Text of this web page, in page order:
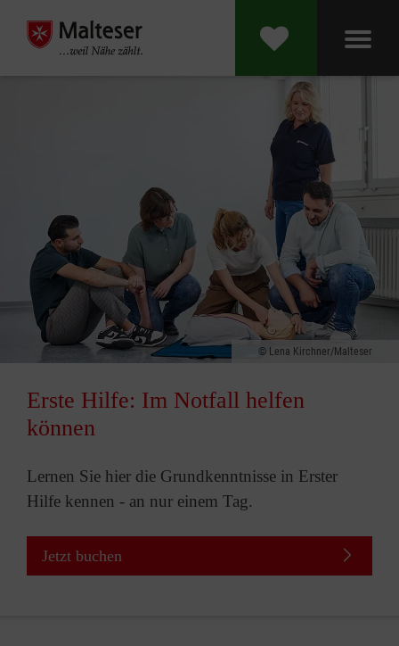
Lena Kirchner/Malteser
Erste Hilfe: Im Notfall helfen
können
Lernen Sie hier die Grundkenntnisse in Erster
Hilfe kennen - an nur einem Tag.
Jetzt buchen